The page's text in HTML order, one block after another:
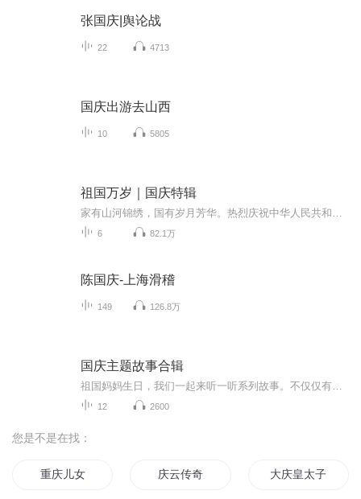
张国庆|舆论战
22 4713
国庆出游去山西
10 5805
祖国万岁｜国庆特辑
6 82.1万
陈国庆-上海滑稽
149 126.8万
国庆主题故事合辑
12 2600
您是不是在找：
重庆儿女 庆云传奇 大庆皇太子